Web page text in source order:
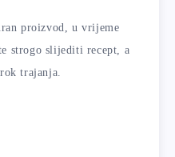
proizvod, u vrijeme
strogo slijediti recept, a
trajanja.